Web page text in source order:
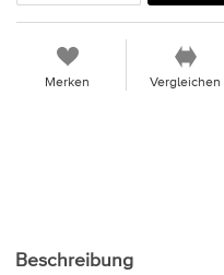
Merken Vergleichen
Beschreibung